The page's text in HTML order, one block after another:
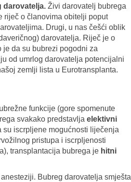
darovatelja. Živi darovatelj bubrega
riječ o članovima obitelji poput
Drugi, u nas češći oblik
darovatelja. Riječ je o
da su bubrezi pogodni za
od umrlog darovatelja potencijalni
zemlji lista u Eurotransplanta.
funkcije (gore spomenute
svakako predstavlja elektivni
su iscrpljene mogućnosti liječenja
pristupa i iscrpljenosti
transplantacija bubrega je hitni
Bubreg darovatelja smješta